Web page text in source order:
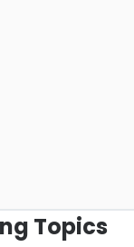
Topics